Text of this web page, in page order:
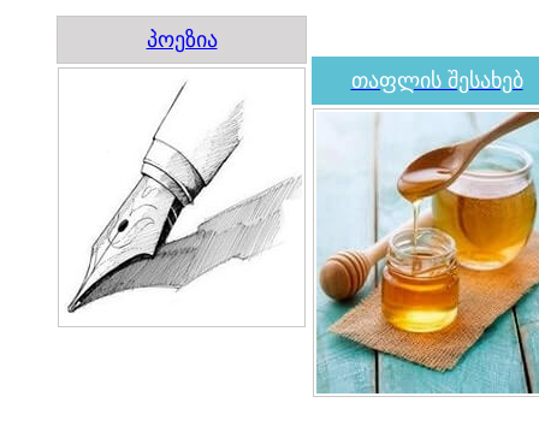
პოეზია
თაფლის შესახებ